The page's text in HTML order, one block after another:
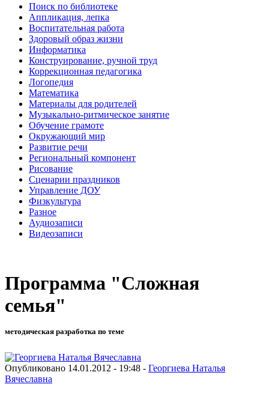
Поиск по библиотеке
Аппликация, лепка
Воспитательная работа
Здоровый образ жизни
Информатика
Конструирование, ручной труд
Коррекционная педагогика
Логопедия
Математика
Материалы для родителей
Музыкально-ритмическое занятие
Обучение грамоте
Окружающий мир
Развитие речи
Региональный компонент
Рисование
Сценарии праздников
Управление ДОУ
Физкультура
Разное
Аудиозаписи
Видеозаписи
Программа "Сложная
семья"
методическая разработка по теме
Опубликовано 14.01.2012 - 19:48 - Георгиева Наталья
Вячеславна